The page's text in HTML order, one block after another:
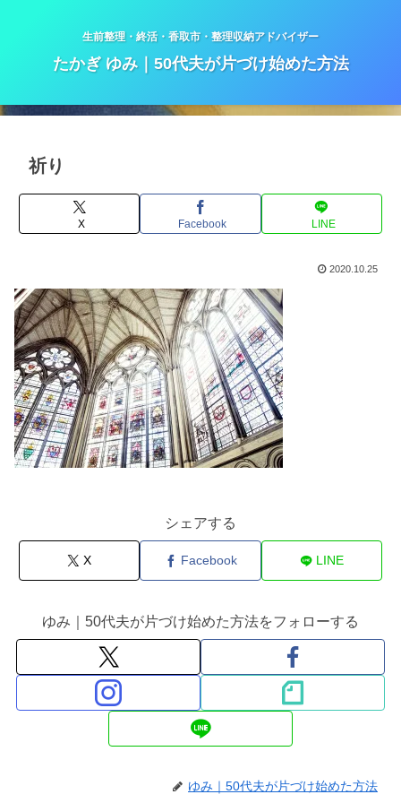
生前整理・終活・香取市・整理収納アドバイザー
たかぎ ゆみ｜50代夫が片づけ始めた方法
祈り
X Facebook LINE
2020.10.25
シェアする
X Facebook LINE
ゆみ｜50代夫が片づけ始めた方法をフォローする
ゆみ｜50代夫が片づけ始めた方法